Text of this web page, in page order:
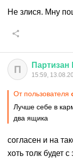
Не злися. Мну
П Партизан
15:59,
От пользователя
Лучше себе в
два ящика
согласен и на
хоть толк будет с